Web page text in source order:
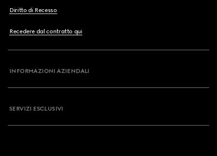
Diritto di Recesso
Recedere dal contratto qui
INFORMAZIONI AZIENDALI
SERVIZI ESCLUSIVI